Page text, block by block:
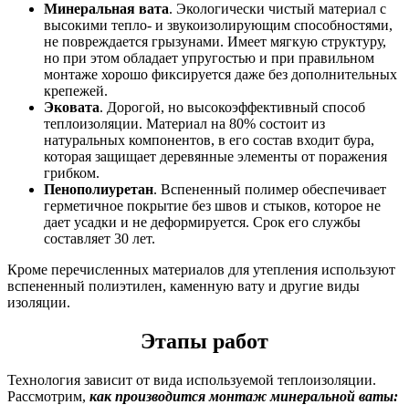
Минеральная вата. Экологически чистый материал с
высокими тепло- и звукоизолирующим способностями,
не повреждается грызунами. Имеет мягкую структуру,
но при этом обладает упругостью и при правильном
монтаже хорошо фиксируется даже без дополнительных
крепежей.
Эковата. Дорогой, но высокоэффективный способ
теплоизоляции. Материал на 80% состоит из
натуральных компонентов, в его состав входит бура,
которая защищает деревянные элементы от поражения
грибком.
Пенополиуретан. Вспененный полимер обеспечивает
герметичное покрытие без швов и стыков, которое не
дает усадки и не деформируется. Срок его службы
составляет 30 лет.
Кроме перечисленных материалов для утепления используют
вспененный полиэтилен, каменную вату и другие виды
изоляции.
Этапы работ
Технология зависит от вида используемой теплоизоляции.
Рассмотрим, как производится монтаж минеральной ваты: